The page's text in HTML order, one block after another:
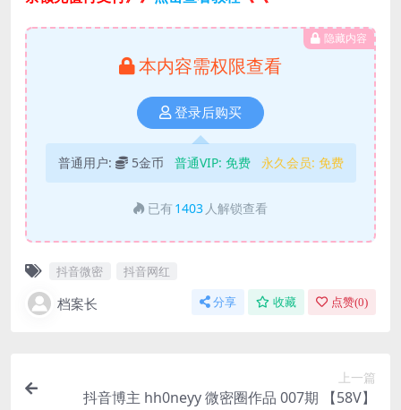
隐藏内容
本内容需权限查看
登录后购买
普通用户: 5金币 普通VIP: 免费 永久会员: 免费
已有 1403 人解锁查看
抖音微密 抖音网红
档案长 分享 收藏 点赞(0)
上一篇
抖音博主 hh0neyy 微密圈作品 007期 【58V】